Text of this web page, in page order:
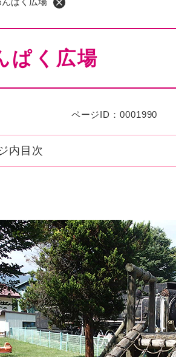
ぱく広場
ページID：0001990
内目次